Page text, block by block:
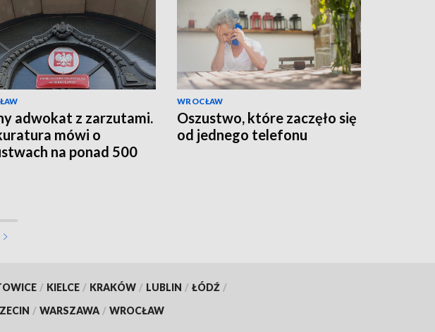
adwokat z zarzutami.
mówi o
na ponad 500
WROCŁAW
Oszustwo, które zaczęło się
od jednego telefonu
/ KIELCE / KRAKÓW / LUBLIN / ŁÓDŹ /
/ WARSZAWA / WROCŁAW